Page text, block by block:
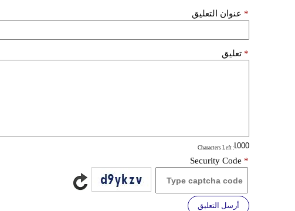
عنوان التعليق *
تعليق *
: Characters Left
Security Code *
أرسل التعليق